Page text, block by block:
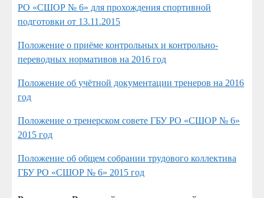
РО «СШОР № 6» для прохождения спортивной
подготовки от 13.11.2015
Положение о приёме контрольных и контрольно-
переводных нормативов на 2016 год
Положение об учётной документации тренеров на 2016
год
Положение о тренерском совете ГБУ РО «СШОР № 6»
2015 год
Положение об общем собрании трудового коллектива
ГБУ РО «СШОР № 6» 2015 год